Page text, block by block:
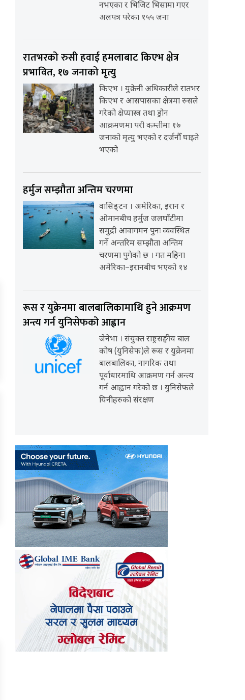
नभएका र भिजिट भिसामा गएर
अलपत्र परेका १५५ जना
रातभरको रुसी हवाई हमलाबाट किएभ क्षेत्र
प्रभावित, १७ जनाको मृत्यु
किएभ । युक्रेनी अधिकारीले रातभर
किएभ र आसपासका क्षेत्रमा रुसले
गरेको क्षेप्यास्त्र तथा ड्रोन
आक्रमणमा परी कम्तीमा १७
जनाको मृत्यु भएको र दर्जनौँ घाइते
भएको
हर्मुज सम्झौता अन्तिम चरणमा
वासिङ्टन । अमेरिका, इरान र
ओमानबीच हर्मुज जलघाँटीमा
समुद्री आवागमन पुनः व्यवस्थित
गर्ने अन्तरिम सम्झौता अन्तिम
चरणमा पुगेको छ । गत महिना
अमेरिका–इरानबीच भएको १४
रूस र युक्रेनमा बालबालिकामाथि हुने आक्रमण
अन्त्य गर्न युनिसेफको आह्वान
जेनेभा । संयुक्त राष्ट्रसङ्घीय बाल
कोष (युनिसेफ)ले रूस र युक्रेनमा
बालबालिका, नागरिक तथा
पूर्वाधारमाथि आक्रमण गर्न अन्त्य
गर्न आह्वान गरेको छ । युनिसेफले
यिनीहरुको संरक्षण